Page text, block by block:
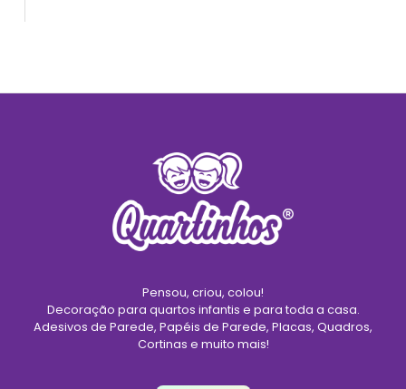
Pensou, criou, colou!
Decoração para quartos infantis e para toda a casa.
Adesivos de Parede, Papéis de Parede, Placas, Quadros,
Cortinas e muito mais!